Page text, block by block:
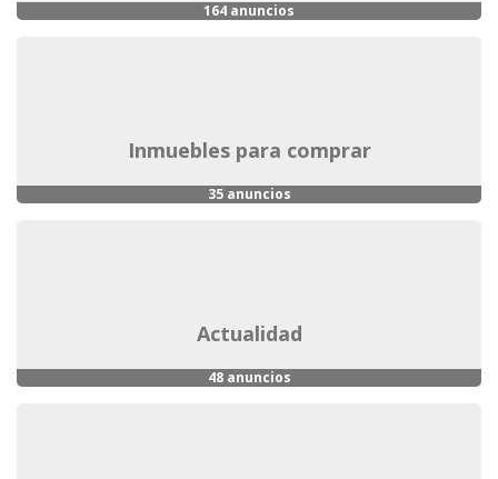
164 anuncios
inmuebles para comprar
35 anuncios
actualidad
48 anuncios